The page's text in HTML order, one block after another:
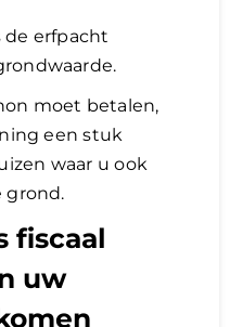
de erfpacht
moet betalen,
een stuk
waar u ook
grond.
fiscaal
uw